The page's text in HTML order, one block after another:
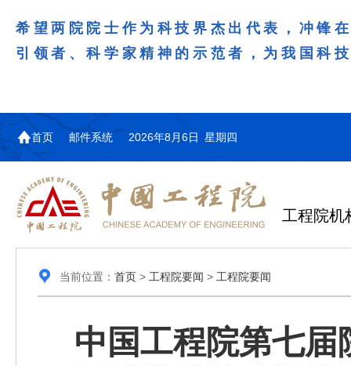
希望两院院士作为科技界杰出代表，冲锋
引领者、科学家精神的示范者，为我国科
首页 邮件系统 2026年8月6日 星期四
工程院机
当前位置： 首页> 工程院要闻 > 工程院要闻
中国工程院第七